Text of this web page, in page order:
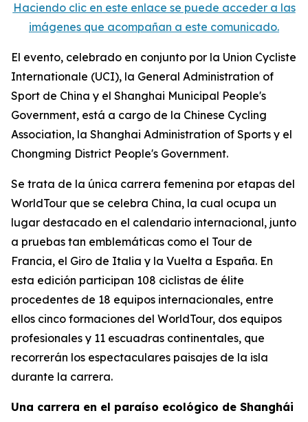
Haciendo clic en este enlace se puede acceder a las
imágenes que acompañan a este comunicado.
El evento, celebrado en conjunto por la Union Cycliste
Internationale (UCI), la General Administration of
Sport de China y el Shanghai Municipal People's
Government, está a cargo de la Chinese Cycling
Association, la Shanghai Administration of Sports y el
Chongming District People's Government.
Se trata de la única carrera femenina por etapas del
WorldTour que se celebra China, la cual ocupa un
lugar destacado en el calendario internacional, junto
a pruebas tan emblemáticas como el Tour de
Francia, el Giro de Italia y la Vuelta a España. En
esta edición participan 108 ciclistas de élite
procedentes de 18 equipos internacionales, entre
ellos cinco formaciones del WorldTour, dos equipos
profesionales y 11 escuadras continentales, que
recorrerán los espectaculares paisajes de la isla
durante la carrera.
Una carrera en el paraíso ecológico de Shanghái